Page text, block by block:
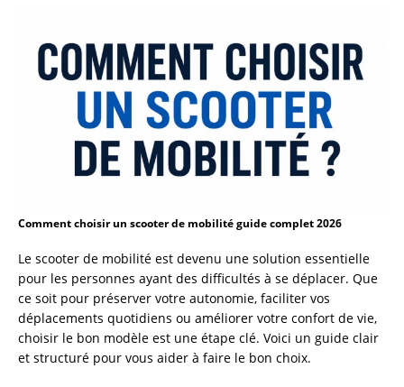
Comment choisir un scooter de mobilité guide complet 2026
Le scooter de mobilité est devenu une solution essentielle
pour les personnes ayant des difficultés à se déplacer. Que
ce soit pour préserver votre autonomie, faciliter vos
déplacements quotidiens ou améliorer votre confort de vie,
choisir le bon modèle est une étape clé. Voici un guide clair
et structuré pour vous aider à faire le bon choix.